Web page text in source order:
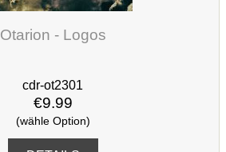
Otarion - Logos
cdr-ot2301
€9.99
(wähle Option)